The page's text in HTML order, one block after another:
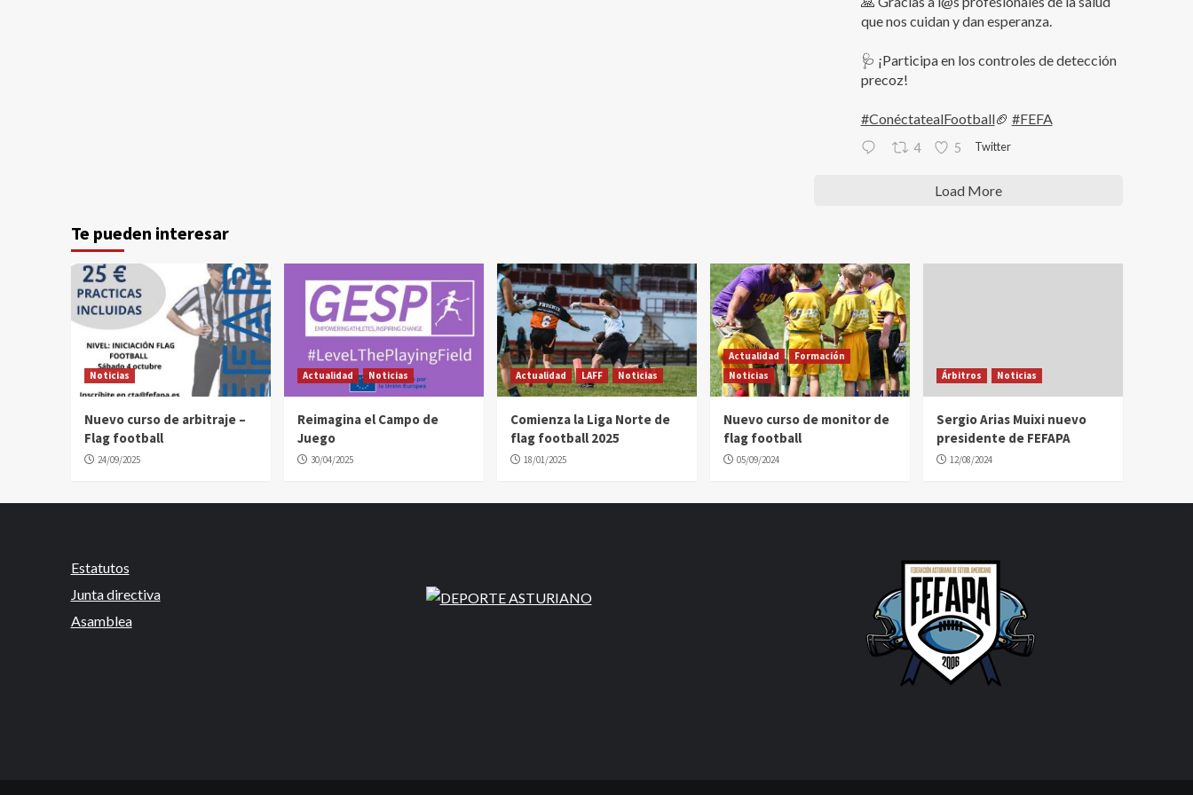
que nos cuidan y dan esperanza.
🩺 ¡Participa en los controles de detección
precoz!
#ConéctatealFootball🏈 #FEFA
4 5 Twitter
Load More
Te pueden interesar
Noticias
Nuevo curso de arbitraje –
Flag football
24/09/2025
Actualidad Noticias
Reimagina el Campo de
Juego
30/04/2025
Actualidad LAFF Noticias
Comienza la Liga Norte de
flag football 2025
18/01/2025
Actualidad
Formación
Noticias
Nuevo curso de monitor de
flag football
05/09/2024
Árbitros Noticias
Sergio Arias Muixi nuevo
presidente de FEFAPA
12/08/2024
Estatutos
Junta directiva
Asamblea